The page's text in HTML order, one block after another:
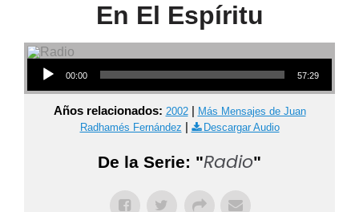
En El Espíritu
Audio Player
00:00 57:29
Años relacionados: 2002| Más Mensajes de Juan
Radhamés Fernández | Descargar Audio
De la Serie: "Radio"